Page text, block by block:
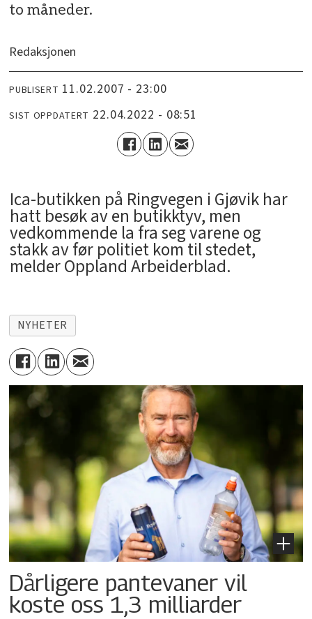
to måneder.
Redaksjonen
PUBLISERT 11.02.2007 - 23:00
SIST OPPDATERT 22.04.2022 - 08:51
Ica-butikken på Ringvegen i Gjøvik har
hatt besøk av en butikktyv, men
vedkommende la fra seg varene og
stakk av før politiet kom til stedet,
melder Oppland Arbeiderblad.
NYHETER
Dårligere pantevaner vil
koste oss 1,3 milliarder